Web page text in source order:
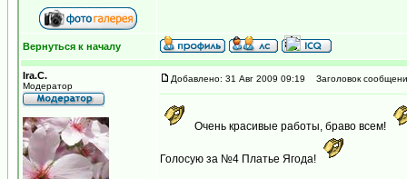
Вернуться к началу
Ira.C.
Модератор
Добавлено: 31 Авг 2009 09:19 Заголовок
Очень красивые работы, браво всем!
Голосую за №4 Платье Ягода!